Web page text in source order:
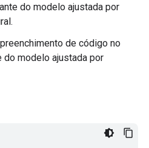
do modelo ajustada por
de código no
do modelo ajustada por